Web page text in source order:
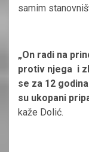
samim
„On radi na
protiv njega i
se za 12
su ukopani
kaže Dolić.